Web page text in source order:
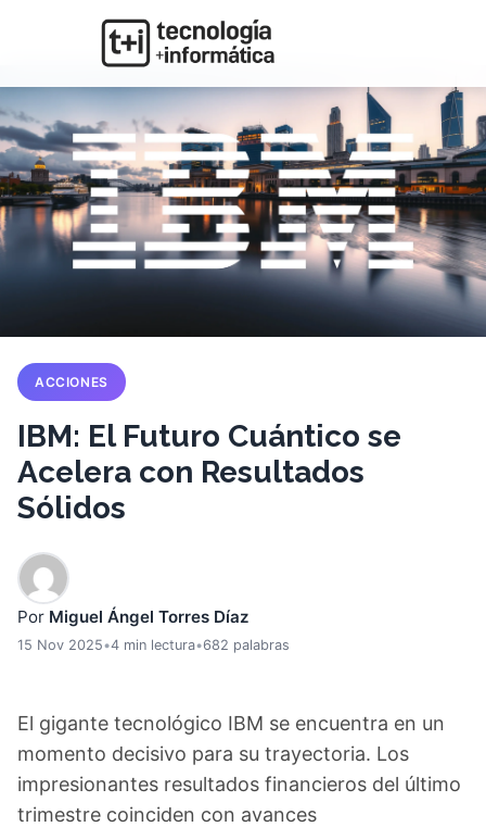
ACCIONES
IBM: El Futuro Cuántico se
Acelera con Resultados
Sólidos
Por Miguel Ángel Torres Díaz
15 Nov 2025•4 min lectura•682 palabras
El gigante tecnológico IBM se encuentra en un
momento decisivo para su trayectoria. Los
impresionantes resultados financieros del último
trimestre coinciden con avances